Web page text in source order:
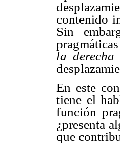
contenido
Sin
la derecha
En este
tiene el
función
¿presenta
que